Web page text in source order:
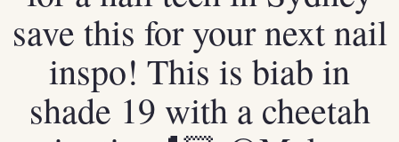
save this for your next nail
inspo! This is biab in
shade 19 with a cheetah